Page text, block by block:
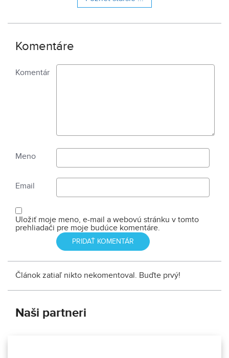
Komentáre
Komentár
Meno
Email
Uložiť moje meno, e-mail a webovú stránku v tomto
prehliadači pre moje budúce komentáre.
Článok zatiaľ nikto nekomentoval. Buďte prvý!
Naši partneri